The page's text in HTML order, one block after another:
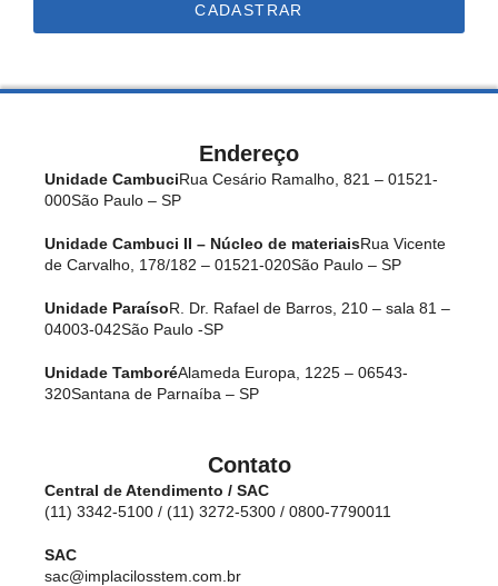
CADASTRAR
Endereço
Unidade CambuciRua Cesário Ramalho, 821 – 01521-
000São Paulo – SP
Unidade Cambuci II – Núcleo de materiaisRua Vicente
de Carvalho, 178/182 – 01521-020São Paulo – SP
Unidade ParaísoR. Dr. Rafael de Barros, 210 – sala 81 –
04003-042São Paulo -SP
Unidade TamboréAlameda Europa, 1225 – 06543-
320Santana de Parnaíba – SP
Contato
Central de Atendimento / SAC
(11) 3342-5100 / (11) 3272-5300 / 0800-7790011
SAC
sac@implacilosstem.com.br